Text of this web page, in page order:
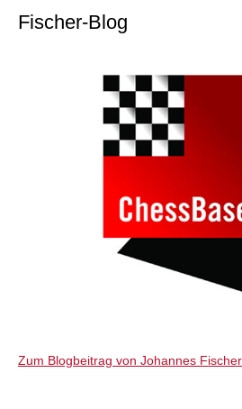
Fischer-Blog
Zum Blogbeitrag von Johannes